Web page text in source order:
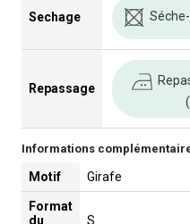
Sechage
Repassage
Informations
Motif Girafe
Format
du
S